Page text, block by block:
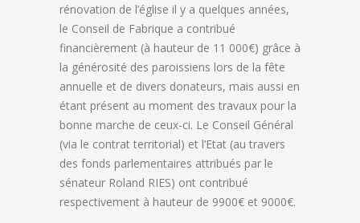
rénovation de l’église il y a quelques années,
le Conseil de Fabrique a contribué
financièrement (à hauteur de 11 000€) grâce à
la générosité des paroissiens lors de la fête
annuelle et de divers donateurs, mais aussi en
étant présent au moment des travaux pour la
bonne marche de ceux-ci. Le Conseil Général
(via le contrat territorial) et l’Etat (au travers
des fonds parlementaires attribués par le
sénateur Roland RIES) ont contribué
respectivement à hauteur de 9900€ et 9000€.